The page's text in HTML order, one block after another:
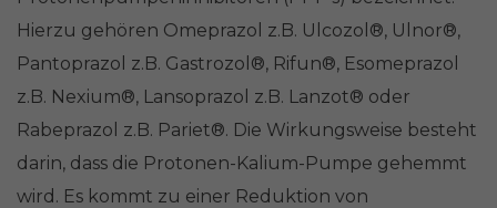
Hierzu gehören Omeprazol z.B. Ulcozol®, Ulnor®,
Pantoprazol z.B. Gastrozol®, Rifun®, Esomeprazol
z.B. Nexium®, Lansoprazol z.B. Lanzot® oder
Rabeprazol z.B. Pariet®. Die Wirkungsweise besteht
darin, dass die Protonen-Kalium-Pumpe gehemmt
wird. Es kommt zu einer Reduktion von